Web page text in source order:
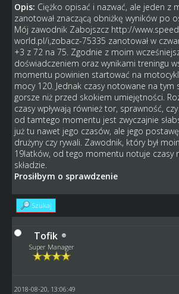
Opis: Ciężko opisać i nazwać, ale jeden z
zanotował znaczącą obniżkę wyników po
Mój zawodnik Zabojszcz http://
world.pl/i,zobacz-75335 zanotował w
+3 z 72 na 75. Zgodnie z moim
doświadczeniem oraz wynikami treningu
momentu powinien startować na
mocy 120. Jednak czasy notowane na tym
gorsze niż przed skokiem umiejętności.
czasy wpływają również tor, sprawność,
od tamtego momentu jest zwyczajnie
już tu nawet jego czasów, ale jego
drużyny czy rywali. Zawodnik, który był
19latków, od tego momentu notuje czasy
składzie.
Prosiłbym o sprawdzenie
Szukaj
Tofik
Super Manager
2018-08-20, 13:06:49